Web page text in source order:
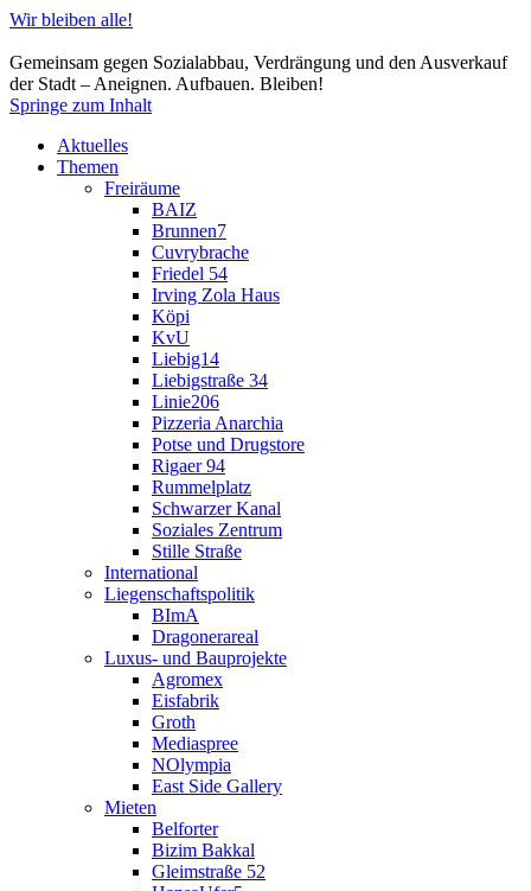
Wir bleiben alle!
Gemeinsam gegen Sozialabbau, Verdrängung und den Ausverkauf
der Stadt – Aneignen. Aufbauen. Bleiben!
Springe zum Inhalt
Aktuelles
Themen
Freiräume
BAIZ
Brunnen7
Cuvrybrache
Friedel 54
Irving Zola Haus
Köpi
KvU
Liebig14
Liebigstraße 34
Linie206
Pizzeria Anarchia
Potse und Drugstore
Rigaer 94
Rummelplatz
Schwarzer Kanal
Soziales Zentrum
Stille Straße
International
Liegenschaftspolitik
BImA
Dragonerareal
Luxus- und Bauprojekte
Agromex
Eisfabrik
Groth
Mediaspree
NOlympia
East Side Gallery
Mieten
Belforter
Bizim Bakkal
Gleimstraße 52